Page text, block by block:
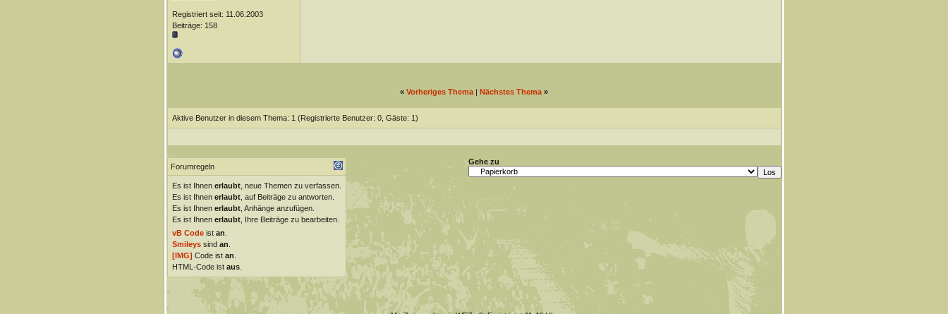
Registriert seit: 11.06.2003
Beiträge: 158
« Vorheriges Thema | Nächstes Thema »
Aktive Benutzer in diesem Thema: 1 (Registrierte Benutzer: 0, Gäste: 1)
Forumregeln
Es ist Ihnen erlaubt, neue Themen zu verfassen.
Es ist Ihnen erlaubt, auf Beiträge zu antworten.
Es ist Ihnen erlaubt, Anhänge anzufügen.
Es ist Ihnen erlaubt, Ihre Beiträge zu bearbeiten.
vB Codeist an
Smileyssind an
[IMG] Code ist an
HTML-Code ist aus.
Gehe zu